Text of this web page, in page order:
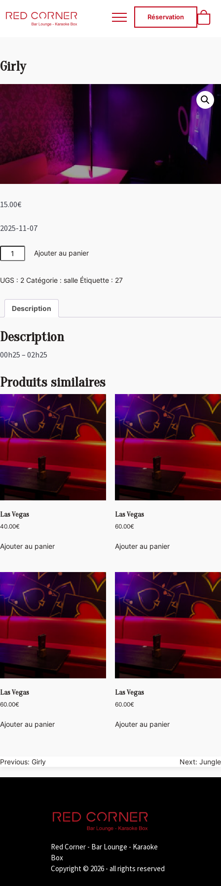
RED CORNER
Réservation
Girly
15.00€
2025-11-07
quantité
de
Ajouter au panier
UGS : 2 Catégorie : salle Étiquette : 27
Description
Description
00h25 – 02h25
Produits similaires
Las Vegas
40.00€
Ajouter au panier
Las Vegas
60.00€
Ajouter au panier
Las Vegas
60.00€
Ajouter au panier
Las Vegas
60.00€
Ajouter au panier
Navigation
de
Previous: Girly Next: Jungle
Red Corner - Bar Lounge - Karaoke
Box
Copyright © 2026 - all rights reserved